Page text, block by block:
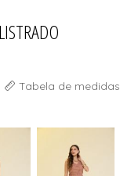
TODOS DE PRIMAVERA 26
TODOS DE OUTONO 26
TODOS DE SELEÇÃO ESPECIAL
Tabela de medidas